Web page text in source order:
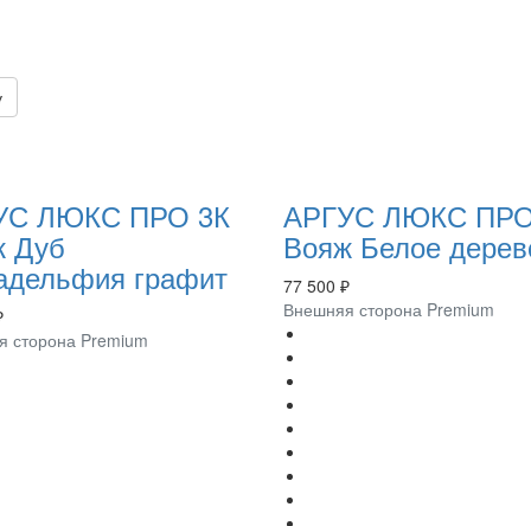
ЛЮКС ПРО 3К
Дуб
графит
сторона Premium
АРГУС ЛЮКС
Вояж Белое
77 500 ₽
Внешняя сторона Premium